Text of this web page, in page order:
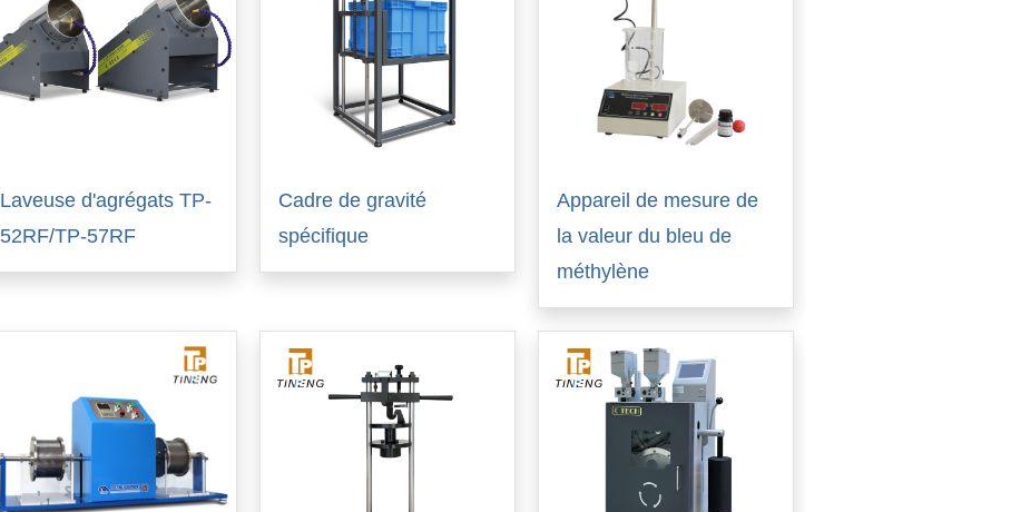
Laveuse d'agrégats TP-
52RF/TP-57RF
Cadre de gravité
spécifique
Appareil de mesure de
la valeur du bleu de
méthylène